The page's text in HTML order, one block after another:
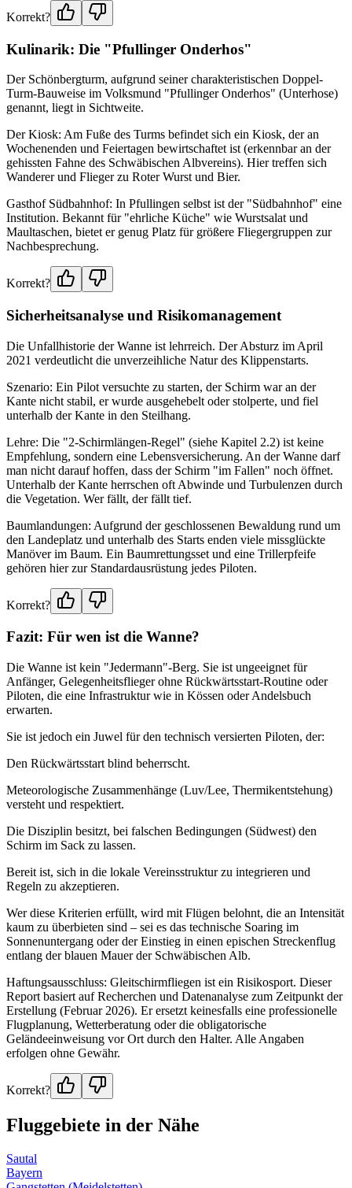
Korrekt?
Kulinarik: Die "Pfullinger Onderhos"
Der Schönbergturm, aufgrund seiner charakteristischen Doppel-
Turm-Bauweise im Volksmund "Pfullinger Onderhos" (Unterhose)
genannt, liegt in Sichtweite.
Der Kiosk: Am Fuße des Turms befindet sich ein Kiosk, der an
Wochenenden und Feiertagen bewirtschaftet ist (erkennbar an der
gehissten Fahne des Schwäbischen Albvereins). Hier treffen sich
Wanderer und Flieger zu Roter Wurst und Bier.
Gasthof Südbahnhof: In Pfullingen selbst ist der "Südbahnhof" eine
Institution. Bekannt für "ehrliche Küche" wie Wurstsalat und
Maultaschen, bietet er genug Platz für größere Fliegergruppen zur
Nachbesprechung.
Korrekt?
Sicherheitsanalyse und Risikomanagement
Die Unfallhistorie der Wanne ist lehrreich. Der Absturz im April
2021 verdeutlicht die unverzeihliche Natur des Klippenstarts.
Szenario: Ein Pilot versuchte zu starten, der Schirm war an der
Kante nicht stabil, er wurde ausgehebelt oder stolperte, und fiel
unterhalb der Kante in den Steilhang.
Lehre: Die "2-Schirmlängen-Regel" (siehe Kapitel 2.2) ist keine
Empfehlung, sondern eine Lebensversicherung. An der Wanne darf
man nicht darauf hoffen, dass der Schirm "im Fallen" noch öffnet.
Unterhalb der Kante herrschen oft Abwinde und Turbulenzen durch
die Vegetation. Wer fällt, der fällt tief.
Baumlandungen: Aufgrund der geschlossenen Bewaldung rund um
den Landeplatz und unterhalb des Starts enden viele missglückte
Manöver im Baum. Ein Baumrettungsset und eine Trillerpfeife
gehören hier zur Standardausrüstung jedes Piloten.
Korrekt?
Fazit: Für wen ist die Wanne?
Die Wanne ist kein "Jedermann"-Berg. Sie ist ungeeignet für
Anfänger, Gelegenheitsflieger ohne Rückwärtsstart-Routine oder
Piloten, die eine Infrastruktur wie in Kössen oder Andelsbuch
erwarten.
Sie ist jedoch ein Juwel für den technisch versierten Piloten, der:
Den Rückwärtsstart blind beherrscht.
Meteorologische Zusammenhänge (Luv/Lee, Thermikentstehung)
versteht und respektiert.
Die Disziplin besitzt, bei falschen Bedingungen (Südwest) den
Schirm im Sack zu lassen.
Bereit ist, sich in die lokale Vereinsstruktur zu integrieren und
Regeln zu akzeptieren.
Wer diese Kriterien erfüllt, wird mit Flügen belohnt, die an Intensität
kaum zu überbieten sind – sei es das technische Soaring im
Sonnenuntergang oder der Einstieg in einen epischen Streckenflug
entlang der blauen Mauer der Schwäbischen Alb.
Haftungsausschluss: Gleitschirmfliegen ist ein Risikosport. Dieser
Report basiert auf Recherchen und Datenanalyse zum Zeitpunkt der
Erstellung (Februar 2026). Er ersetzt keinesfalls eine professionelle
Flugplanung, Wetterberatung oder die obligatorische
Geländeeinweisung vor Ort durch den Halter. Alle Angaben
erfolgen ohne Gewähr.
Korrekt?
Fluggebiete in der Nähe
Sautal
Bayern